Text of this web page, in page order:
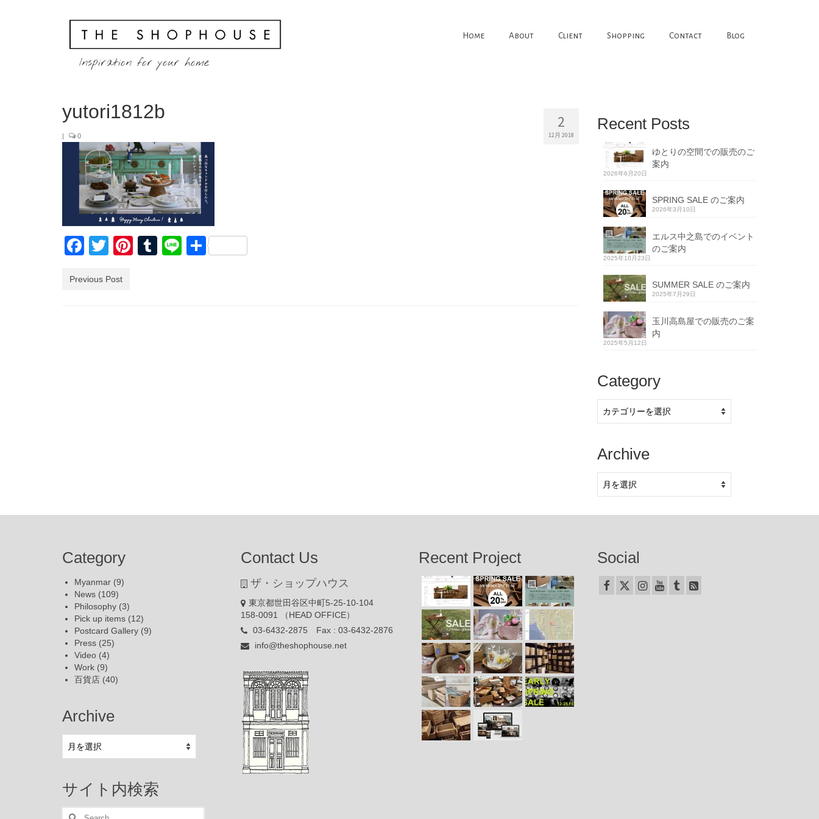
Inspiration for your home
Home About Client Shopping Contact Blog
2
12月 2018
yutori1812b
0
Facebook
TwitterPinterest
Tumblr
Line共
Previous Post
Recent Posts
ゆとりの空間での販売のご
案内
2026年6月20日
SPRING SALE のご案内
2026年3月10日
エルス中之島でのイベント
のご案内
2025年10月23日
SUMMER SALE のご案内
2025年7月29日
玉川高島屋での販売のご案
内
2025年5月12日
Category
Archive
Category
Myanmar (9)
News (109)
Philosophy (3)
Pick up items (12)
Postcard Gallery (9)
Press (25)
Video (4)
Work (9)
百貨店 (40)
Archive
サイト内検索
Search
Contact Us
ザ・ショップハウス
東京都世田谷区中町5-25-10-104
158-0091 （HEAD OFFICE）
03-6432-2875 Fax : 03-6432-2876
info@theshophouse.net
Recent Project Social